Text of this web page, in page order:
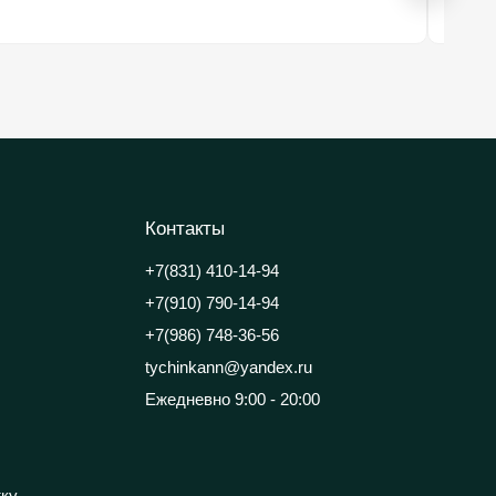
Контакты
+7(831) 410-14-94
+7(910) 790-14-94
+7(986) 748-36-56
tychinkann@yandex.ru
Ежедневно 9:00 - 20:00